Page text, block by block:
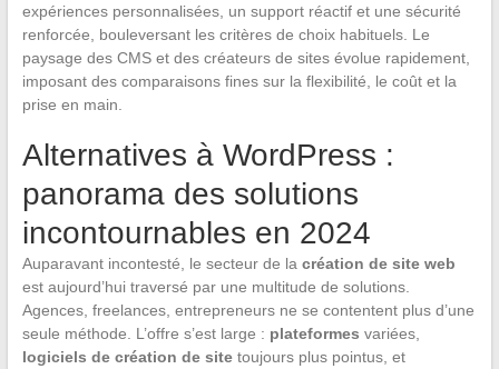
expériences personnalisées, un support réactif et une sécurité
renforcée, bouleversant les critères de choix habituels. Le
paysage des CMS et des créateurs de sites évolue rapidement,
imposant des comparaisons fines sur la flexibilité, le coût et la
prise en main.
Alternatives à WordPress :
panorama des solutions
incontournables en 2024
Auparavant incontesté, le secteur de la création de site web
est aujourd’hui traversé par une multitude de solutions.
Agences, freelances, entrepreneurs ne se contentent plus d’une
seule méthode. L’offre s’est large : plateformes variées,
logiciels de création de sitetoujours plus pointus, et